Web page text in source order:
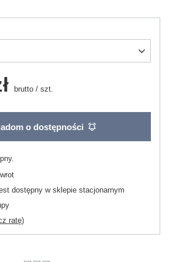
brutto / szt.
o dostępności
dostępny w sklepie stacjonarnym
ratę)